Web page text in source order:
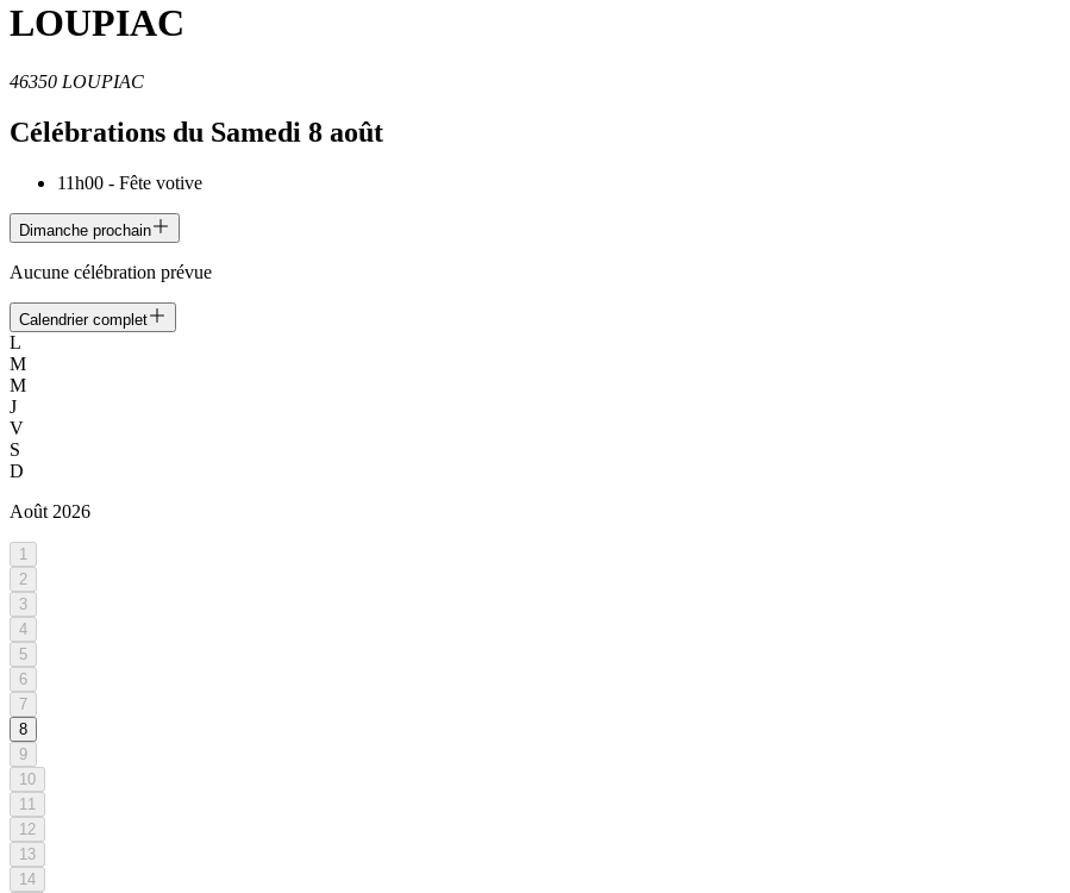
LOUPIAC
46350 LOUPIAC
Célébrations du Samedi 8 août
11h00 - Fête votive
Dimanche prochain
Aucune célébration prévue
Calendrier complet
L
M
M
J
V
S
D
Août 2026
1
2
3
4
5
6
7
8
9
10
11
12
13
14